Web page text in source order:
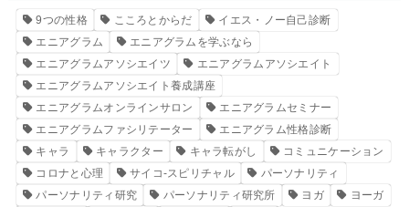
9つの性格 こころとからだ
イエス・ノー自己診断
エニアグラム
エニアグラムを学ぶなら
エニアグラムアソシエイツ
エニアグラムアソシエイト
エニアグラムアソシエイト養成講座
エニアグラムオンラインサロン
エニアグラムセミナー
エニアグラムファシリテーター
エニアグラム性格診断
キャラ
キャラクター キャラ転がし
コミュニケーション
コロナと心理
サイコ‐スピリチャル
パーソナリティ
パーソナリティ研究
パーソナリティ研究所 ヨガ
ヨーガ